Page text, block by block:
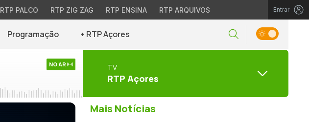
RTP PALCO RTP ZIG ZAG RTP ENSINA RTP ARQUIVOS Entrar
Programação + RTP Açores
NO AR TV
RTP Açores
Mais Notícias